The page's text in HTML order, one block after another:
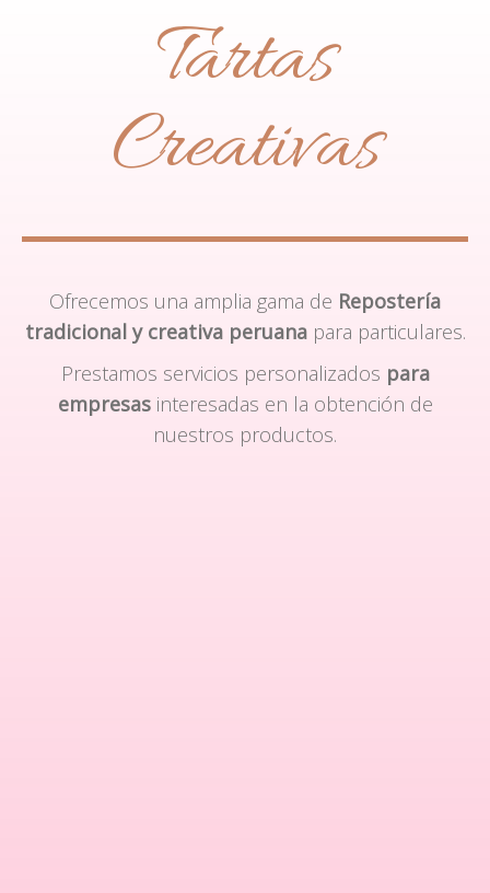
Tartas
Creativas
Ofrecemos una amplia gama de Repostería
tradicional y creativa peruanapara particulares.
Prestamos servicios personalizados para
empresasinteresadas en la obtención de
nuestros productos.